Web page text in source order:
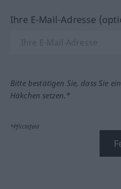
Ihre E-Mail-Adresse
Bitte bestätigen Sie, dass Sie
Häkchen setzen.*
*Pflichtfeld